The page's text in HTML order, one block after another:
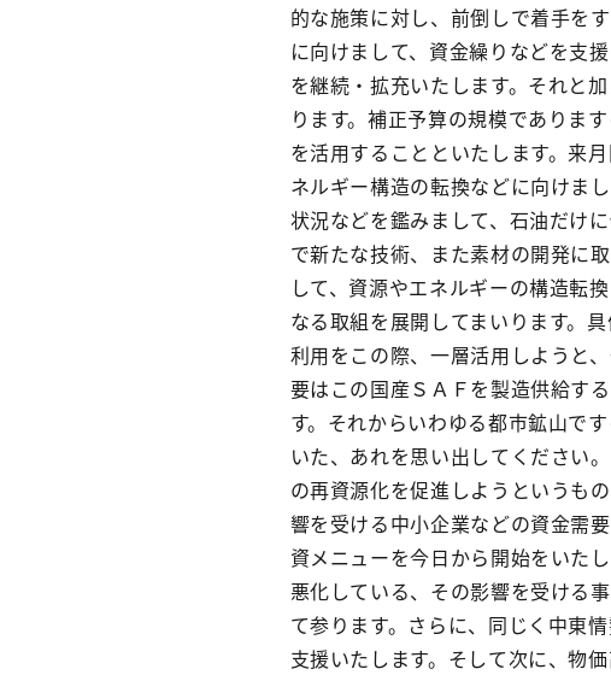
的な施策に対し、前倒しで着手を
に向けまして、資金繰りなどを支
を継続・拡充いたします。それと
ります。補正予算の規模でありま
を活用することといたします。来
ネルギー構造の転換などに向けま
状況などを鑑みまして、石油だけ
で新たな技術、また素材の開発に
して、資源やエネルギーの構造転
なる取組を展開してまいります。
利用をこの際、一層活用しようと
要はこの国産ＳＡＦを製造供給す
す。それからいわゆる都市鉱山で
いた、あれを思い出してください
の再資源化を促進しようというも
響を受ける中小企業などの資金需
資メニューを今日から開始をいた
悪化している、その影響を受ける
て参ります。さらに、同じく中東
支援いたします。そして次に、物